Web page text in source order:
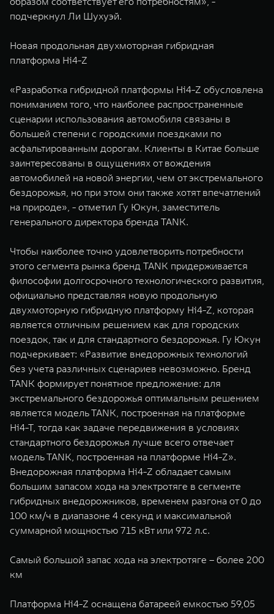
подчеркнул Ли Шухуэй.
Новая продольная двухмоторная гибридная
платформа Hi4-Z
«Разработка гибридной платформы Hi4-Z обусловлена
пониманием того, что наиболее распространенные
сценарии использования автомобиля связаны в
большей степени с городскими поездками по
асфальтированным дорогам. Клиенты в Китае больше
заинтересованы в ощущениях от вождения
автомобилей на новой энергии, чем от экстремального
бездорожья, но при этом они также хотят впечатлений
на природе», - отметил Гу Юкун, заместитель
генерального директора бренда TANK.
Чтобы наиболее точно удовлетворить потребности
этого сегмента рынка бренд TANK придерживается
философии долгосрочного технологического развития,
официально представляя новую продольную
двухмоторную гибридную платформу Hi4-Z, которая
является отличным решением как для городских
поездок, так и для стандартного бездорожья. Гу Юкун
подчеркивает: «Развитие внедорожных технологий
без учета различных сценариев невозможно. Бренд
TANK формирует понятное предложение: для
экстремального бездорожья оптимальным решением
является модель TANK, построенная на платформе
Hi4-T, тогда как задаче передвижения в условиях
стандартного бездорожья лучше всего отвечает
модель TANK, построенная на платформе Hi4-Z».
Внедорожная платформа Hi4-Z обладает самым
большим запасом хода на электротяге в сегменте
гибридных внедорожников, временем разгона от 0 до
100 км/ч в диапазоне 4 секунд и максимальной
суммарной мощностью 715 кВт или 972 л.с.
Самый большой запас хода на электротяге – более 200
км
Платформа Hi4-Z оснащена батареей емкостью 59,05